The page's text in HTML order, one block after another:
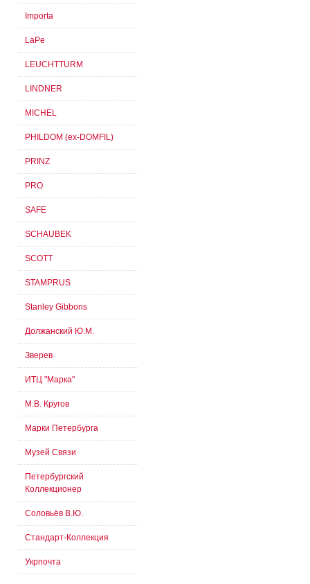
Importa
LaPe
LEUCHTTURM
LINDNER
MICHEL
PHILDOM (ex-DOMFIL)
PRINZ
PRO
SAFE
SCHAUBEK
SCOTT
STAMPRUS
Stanley Gibbons
Должанский Ю.М.
Зверев
ИТЦ "Марка"
М.В. Кругов
Марки Петербурга
Музей Связи
Петербургский
Коллекционер
Соловьёв В.Ю.
Стандарт-Коллекция
Укрпочта